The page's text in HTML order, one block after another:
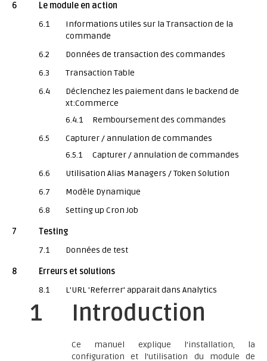
6
Le module en action
6.1
Informations utiles sur la Transaction de la
commande
6.2
Données de transaction des commandes
6.3
Transaction Table
6.4
Déclenchez les paiement dans le backend de
xt:Commerce
6.4.1
Remboursement des commandes
6.5
Capturer / annulation de commandes
6.5.1
Capturer / annulation de commandes
6.6
Utilisation Alias Managers / Token Solution
6.7
Modèle Dynamique
6.8
Setting up Cron Job
7
Testing
7.1
Données de test
8
Erreurs et solutions
8.1
L'URL 'Referrer' apparait dans Analytics
1 Introduction
Ce manuel explique l'installation, la
configuration et l'utilisation du module de